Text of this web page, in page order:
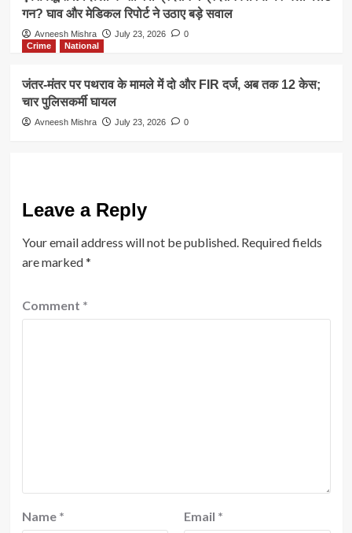
गन? घाव और मेडिकल रिपोर्ट ने उठाए बड़े सवाल
Avneesh Mishra July 23, 2026
0
Crime
National
जंतर-मंतर पर पथराव के मामले में दो और FIR दर्ज, अब तक 12 केस;
चार पुलिसकर्मी घायल
Avneesh Mishra July 23, 2026 0
Leave a Reply
Your email address will not be published. Required fields
are marked*
Comment *
Name * Email *